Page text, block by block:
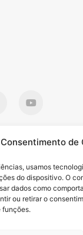
de
usamos
do dispositivo. O
dados como
ou retirar o
funções.
o
b
CULTURA E